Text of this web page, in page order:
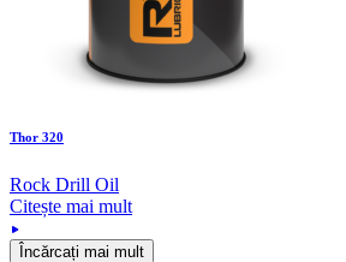
Thor 320
Rock Drill Oil
Citește mai mult
Încărcați mai mult